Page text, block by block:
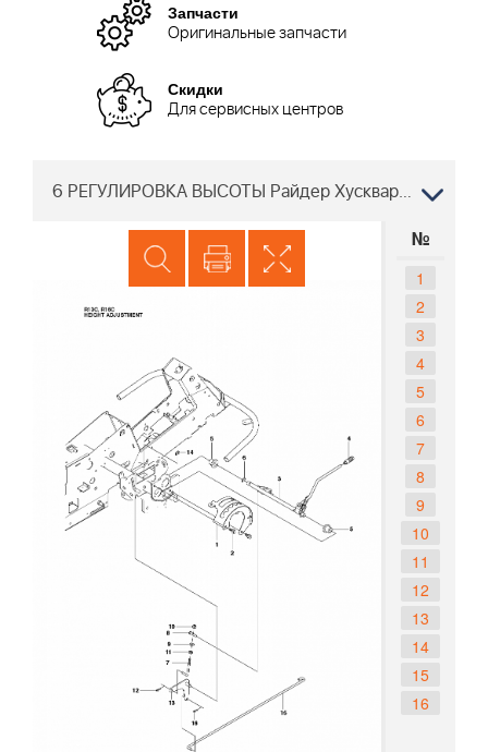
Запчасти
Оригинальные запчасти
Скидки
Для сервисных центров
6 РЕГУЛИРОВКА ВЫСОТЫ Райдер Хускварна R13 C 965094301, 2010-07
№
1
2
3
4
5
6
7
8
9
10
11
12
13
14
15
16